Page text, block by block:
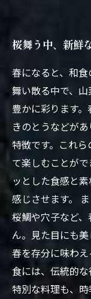
桜舞う中、新鮮
春になると、和
舞い散る中で、
豊かに彩ります
きのとうなどが
特徴です。これ
て楽しむことが
ッとした食感と
感じさせます。
桜鯛や穴子など
ん。見た目にも
春を存分に味わ
食には、伝統的
特別な料理も、